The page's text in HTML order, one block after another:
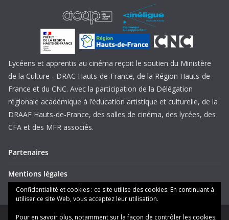
Lycéens et apprentis au cinéma reçoit le soutien du Ministère
de la Culture - DRAC Hauts-de-France, de la Région Hauts-de-
France et du CNC. Avec la participation de la Délégation
régionale académique à l’éducation artistique et culturelle, de la
DRAAF Hauts-de-France, des salles de cinéma, des lycées, des
CFA et des MFR associés.
Partenaires
Mentions légales
Confidentialité et cookies : ce site utilise des cookies. En continuant à
utiliser ce site Web, vous acceptez leur utilisation.
Pour en savoir plus, notamment sur la façon de contrôler les cookies,